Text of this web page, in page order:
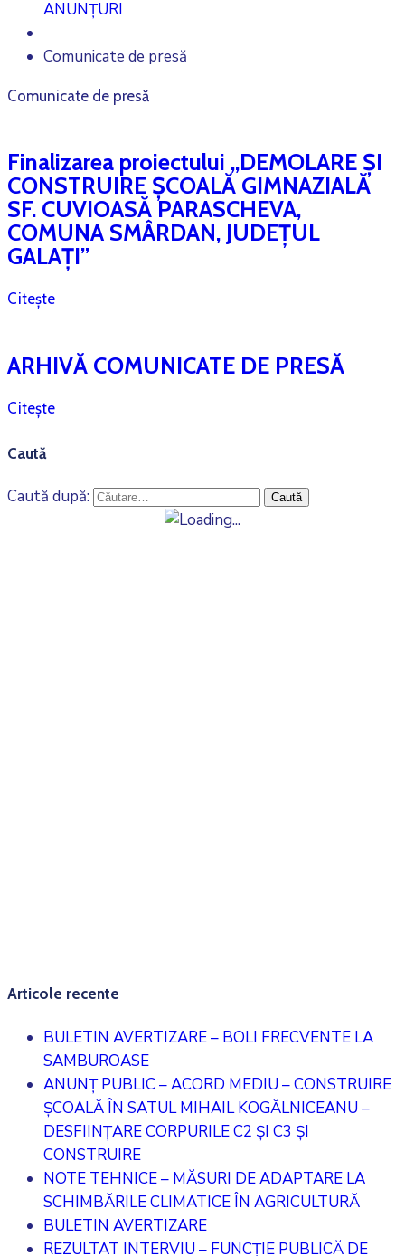
ANUNȚURI
Comunicate de presă
Comunicate de presă
Finalizarea proiectului „DEMOLARE ȘI
CONSTRUIRE ȘCOALĂ GIMNAZIALĂ
SF. CUVIOASĂ PARASCHEVA,
COMUNA SMÂRDAN, JUDEȚUL
GALAȚI”
Citește
ARHIVĂ COMUNICATE DE PRESĂ
Citește
Caută
Caută după:
Articole recente
BULETIN AVERTIZARE – BOLI FRECVENTE LA
SAMBUROASE
ANUNȚ PUBLIC – ACORD MEDIU – CONSTRUIRE
ȘCOALĂ ÎN SATUL MIHAIL KOGĂLNICEANU –
DESFIINȚARE CORPURILE C2 ȘI C3 ȘI
CONSTRUIRE
NOTE TEHNICE – MĂSURI DE ADAPTARE LA
SCHIMBĂRILE CLIMATICE ÎN AGRICULTURĂ
BULETIN AVERTIZARE
REZULTAT INTERVIU – FUNCȚIE PUBLICĂ DE